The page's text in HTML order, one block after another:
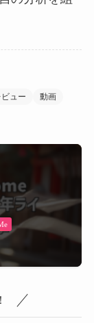
ビュー
動画